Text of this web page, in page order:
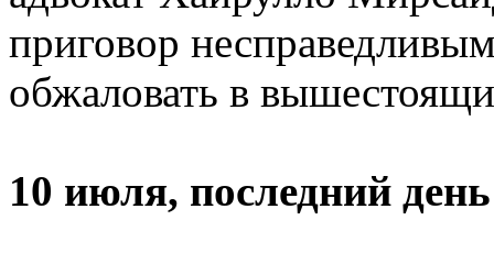
приговор
обжаловать в
10 июля, последний